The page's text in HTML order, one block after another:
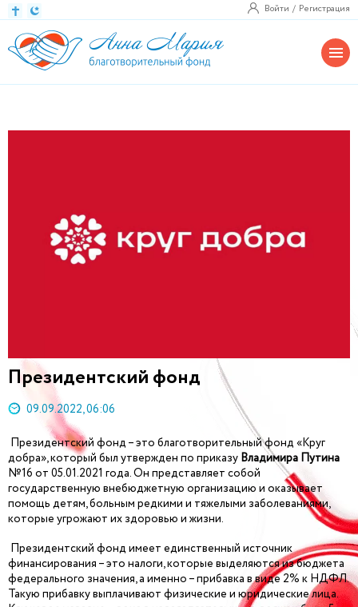
Войти Регистрация
Президентский фонд
09.09.2022, 06:06
Президентский фонд – это благотворительный фонд «Круг
добра», который был утвержден по приказу Владимира Путина
№16 от 05.01.2021 года. Он представляет собой
государственную внебюджетную организацию и оказывает
помощь детям, больным редкими и тяжелыми заболеваниями,
которые угрожают их здоровью и жизни.
Президентский фонд имеет единственный источник
финансирования – это налоги, которые выделяются из бюджета
федерального значения, а именно – прибавка в виде 2% к НДФЛ.
Такую прибавку выплачивают физические и юридические лица.